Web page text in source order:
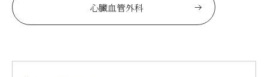
心臓血管外科